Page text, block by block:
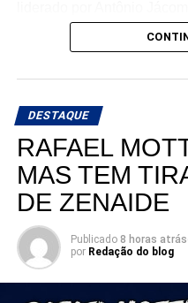
Ao declarar seu apoio,
busca retornar à
ampliando sua base de
diferentes regiões e
sua pré-candidatura.
DESTAQUE
RAFAEL
MAS TEM
DE ZENAIDE
Publicado 8 horas atrás
por Redação do blog